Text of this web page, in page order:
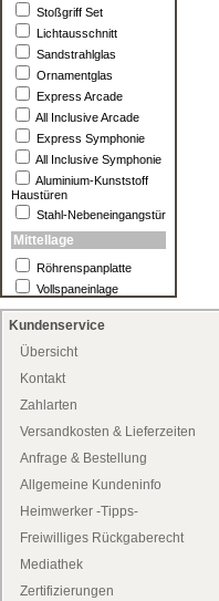
Stoßgriff Set
Lichtausschnitt
Sandstrahlglas
Ornamentglas
Express Arcade
All Inclusive Arcade
Express Symphonie
All Inclusive Symphonie
Aluminium-Kunststoff
Haustüren
Stahl-Nebeneingangstür
Mittellage
Röhrenspanplatte
Vollspaneinlage
Kundenservice
Übersicht
Kontakt
Zahlarten
Versandkosten & Lieferzeiten
Anfrage & Bestellung
Allgemeine Kundeninfo
Heimwerker -Tipps-
Freiwilliges Rückgaberecht
Mediathek
Zertifizierungen